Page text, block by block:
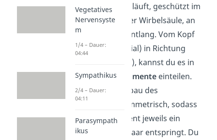
Das Rückenmark läuft, geschützt im
Wirbelkanal deiner Wirbelsäule, an
deinem Rücken entlang. Vom Kopf
ausgehend (kranial) in Richtung
Steißbein (kaudal), kannst du es in
verschiedene
Segmenteeinteilen.
Dabei ist der Aufbau des
Rückenmarks symmetrisch, sodass
aus jedem Segment jeweils ein
spinales Nervenpaar entspringt. Du
Vegetatives
Nervensyste
m
1/4 – Dauer:
04:44
Sympathikus
2/4 – Dauer:
04:11
Parasympath
ikus